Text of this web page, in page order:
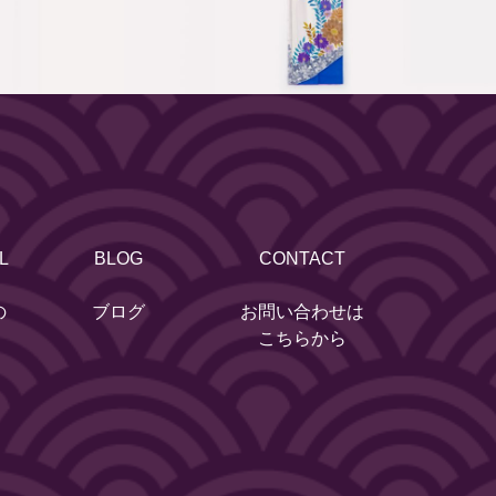
BLOG
ブログ
CONTACT
お問い合わせは
こちらから